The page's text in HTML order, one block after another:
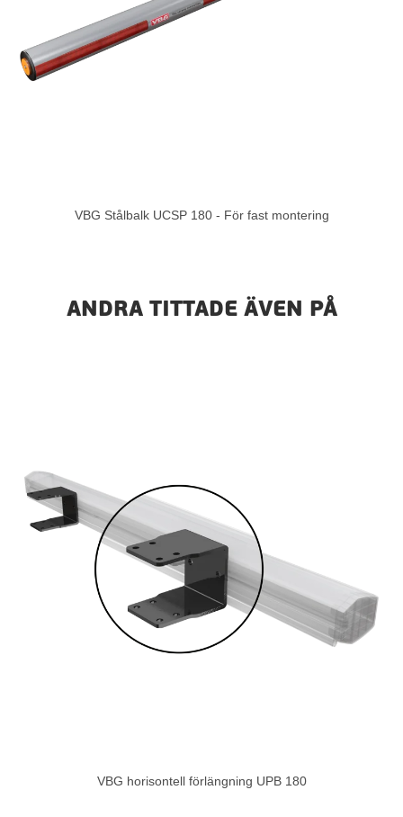
VBG Stålbalk UCSP 180 - För fast montering
ANDRA TITTADE ÄVEN PÅ
VBG horisontell förlängning UPB 180